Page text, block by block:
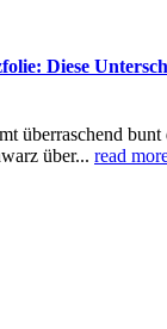
Diese
überraschend
über... read